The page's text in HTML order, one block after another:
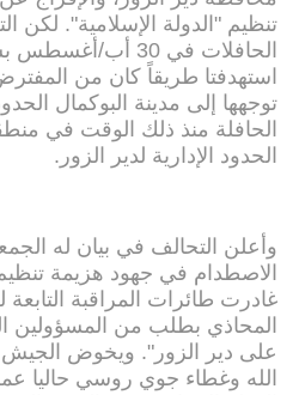
تنظيم "الدولة الإسلامية". لكن
الحافلات في 30
استهدفتا طريقاً كان من
توجهها إلى مدينة البوكمال
الحافلة منذ ذلك الوقت في
الحدود الإدارية لدير الزور.
وأعلن التحالف في بيان له
الاصطدام في جهود هزيمة تنظيم
غادرت طائرات المراقبة
المحاذي بطلب من المسؤولين
على دير الزور". ويخوض
الله وغطاء جوي روسي حاليا